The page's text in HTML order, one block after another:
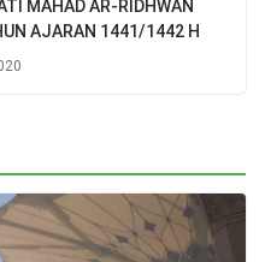
MAHAD AR-RIDHWAN
AJARAN 1441/1442 H